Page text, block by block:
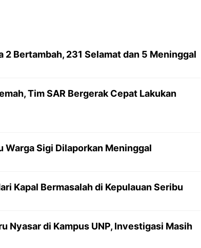
2 Bertambah, 231 Selamat dan 5 Meninggal
Tim SAR Bergerak Cepat Lakukan
Warga Sigi Dilaporkan Meninggal
Kapal Bermasalah di Kepulauan Seribu
Nyasar di Kampus UNP, Investigasi Masih